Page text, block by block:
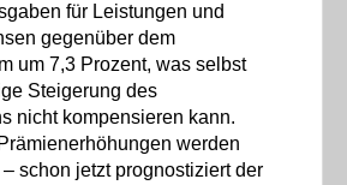
für Leistungen und
gegenüber dem
um 7,3 Prozent, was selbst
Steigerung des
nicht kompensieren kann.
werden
schon jetzt prognostiziert der